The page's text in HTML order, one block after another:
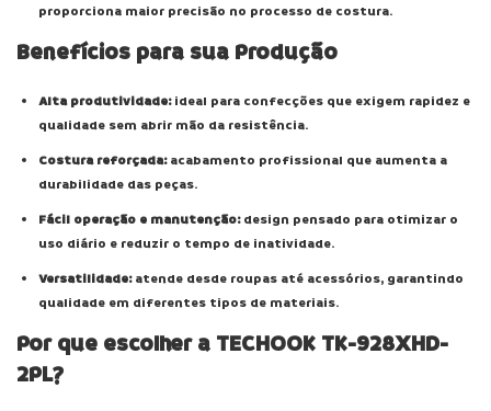
proporciona maior precisão no processo de costura.
Benefícios para sua Produção
Alta produtividade:ideal para confecções que exigem rapidez e
qualidade sem abrir mão da resistência.
Costura reforçada:acabamento profissional que aumenta a
durabilidade das peças.
Fácil operação e manutenção:design pensado para otimizar o
uso diário e reduzir o tempo de inatividade.
Versatilidade:atende desde roupas até acessórios, garantindo
qualidade em diferentes tipos de materiais.
Por que escolher a TECHOOK TK-928XHD-
2PL?